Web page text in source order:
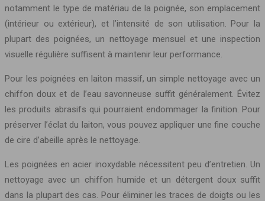
notamment le type de matériau de la poignée, son emplacement
(intérieur ou extérieur), et l’intensité de son utilisation. Pour la
plupart des poignées, un nettoyage mensuel et une inspection
visuelle régulière suffisent à maintenir leur performance.
Pour les poignées en laiton massif, un simple nettoyage avec un
chiffon doux et de l’eau savonneuse suffit généralement. Évitez
les produits abrasifs qui pourraient endommager la finition. Pour
préserver l’éclat du laiton, vous pouvez appliquer une fine couche
de cire d’abeille après le nettoyage.
Les poignées en acier inoxydable nécessitent peu d’entretien. Un
nettoyage avec un chiffon humide et un détergent doux suffit
dans la plupart des cas. Pour éliminer les traces de doigts ou les